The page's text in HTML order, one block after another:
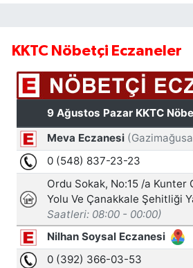
KKTC Nöbetçi Eczaneler